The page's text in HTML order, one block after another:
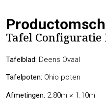
Tafel Configuratie
Tafelblad: Deens Ovaal
Tafelpoten: Ohio poten
Afmetingen: 2.80m × 1.10m